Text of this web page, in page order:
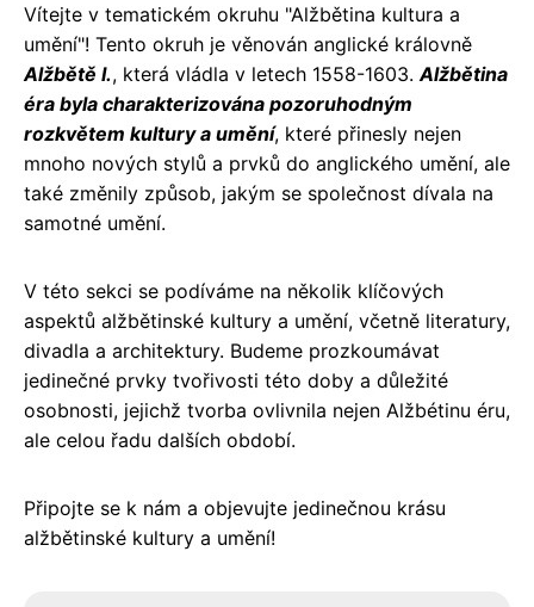
Vítejte v tematickém okruhu "Alžbětina kultura a
umění"! Tento okruh je věnován anglické královně
Alžbětě I., která vládla v letech 1558-1603. Alžbětina
éra byla charakterizována pozoruhodným
rozkvětem kultury a umění, které přinesly nejen
mnoho nových stylů a prvků do anglického umění, ale
také změnily způsob, jakým se společnost dívala na
samotné umění.
V této sekci se podíváme na několik klíčových
aspektů alžbětinské kultury a umění, včetně literatury,
divadla a architektury. Budeme prozkoumávat
jedinečné prvky tvořivosti této doby a důležité
osobnosti, jejichž tvorba ovlivnila nejen Alžbétinu éru,
ale celou řadu dalších období.
Připojte se k nám a objevujte jedinečnou krásu
alžbětinské kultury a umění!